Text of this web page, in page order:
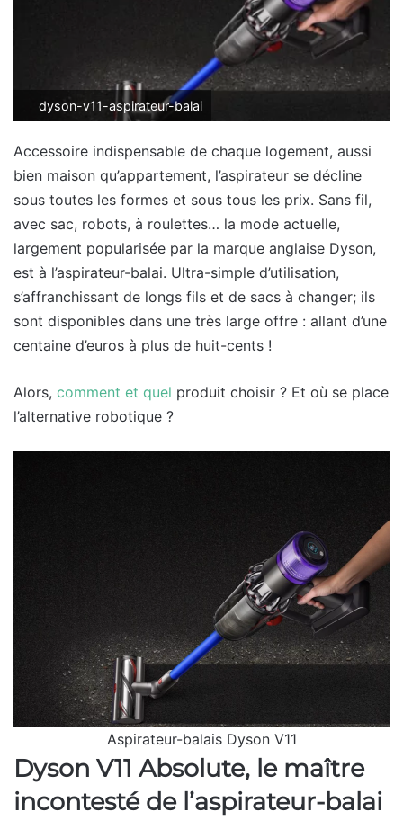
dyson-v11-aspirateur-balai
Accessoire indispensable de chaque logement, aussi
bien maison qu’appartement, l’aspirateur se décline
sous toutes les formes et sous tous les prix. Sans fil,
avec sac, robots, à roulettes… la mode actuelle,
largement popularisée par la marque anglaise Dyson,
est à l’aspirateur-balai. Ultra-simple d’utilisation,
s’affranchissant de longs fils et de sacs à changer; ils
sont disponibles dans une très large offre : allant d’une
centaine d’euros à plus de huit-cents !
Alors, comment et quel produit choisir ? Et où se place
l’alternative robotique ?
Aspirateur-balais Dyson V11
Dyson V11 Absolute, le maître
incontesté de l’aspirateur-balai